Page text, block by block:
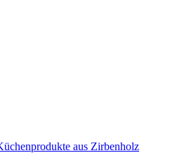
aus Zirbenholz